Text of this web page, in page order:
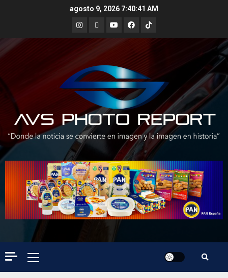
agosto 9, 2026 7:40:42 AM
Instagram
X YoutubeFacebook
TikTok
Primary
Menu